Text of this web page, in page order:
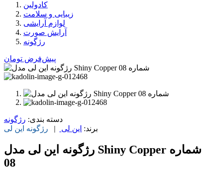
کادولین
زیبایی و سلامت
لوازم آرایشی
آرایش صورت
رژگونه
پیش‌فرض تومان
دسته بندی: رژگونه
برند: این لی | رژگونه این لی
رژگونه این لی مدل Shiny Copper شماره
08